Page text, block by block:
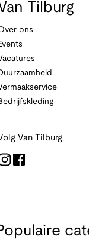
Tilburg
ons
Van Tilburg